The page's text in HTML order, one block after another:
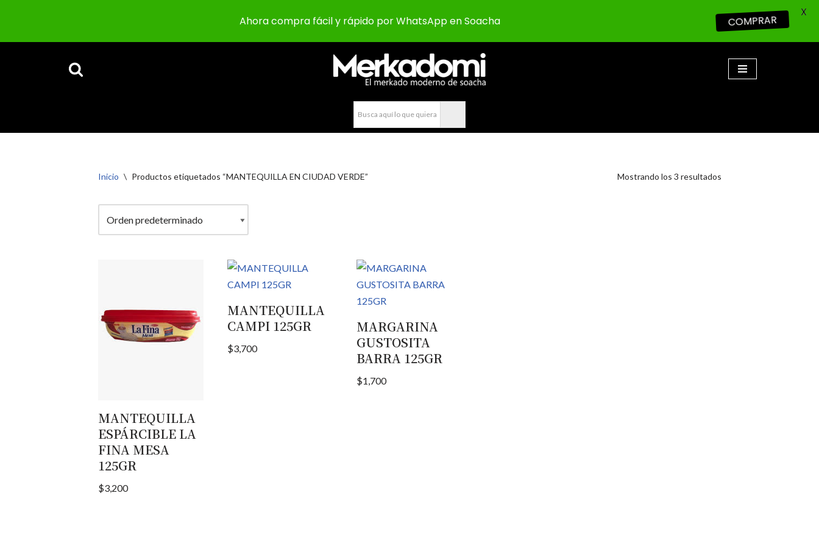
Inicio \ Productos etiquetados “MANTEQUILLA EN CIUDAD VERDE” Mostrando los 3 resultados
MANTEQUILLA
ESPÁRCIBLE LA
FINA MESA
125GR
$3,200
MANTEQUILLA
CAMPI 125GR
$3,700
MARGARINA
GUSTOSITA
BARRA 125GR
$1,700
Ahora compra fácil y rápido por WhatsApp en Soacha COMPRAR
X